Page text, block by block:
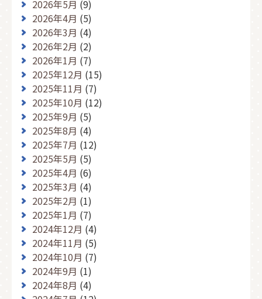
2026年5月 (9)
2026年4月 (5)
2026年3月 (4)
2026年2月 (2)
2026年1月 (7)
2025年12月 (15)
2025年11月 (7)
2025年10月 (12)
2025年9月 (5)
2025年8月 (4)
2025年7月 (12)
2025年5月 (5)
2025年4月 (6)
2025年3月 (4)
2025年2月 (1)
2025年1月 (7)
2024年12月 (4)
2024年11月 (5)
2024年10月 (7)
2024年9月 (1)
2024年8月 (4)